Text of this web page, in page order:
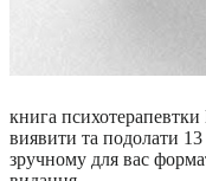
книга
виявити та подолати
зручному для вас